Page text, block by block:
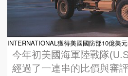
INTERNATIONAL獲得美國國防部10億美
今年初美國海軍陸戰隊
經過了一連串的比價與審